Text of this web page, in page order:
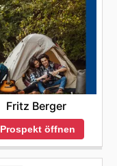
Fritz Berger
Prospekt öffnen